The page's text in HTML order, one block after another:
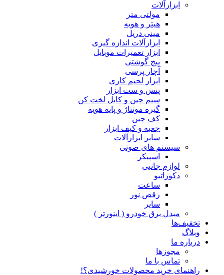
ابزارآلات
مولتی متر
هیتر و هویه
مینی دریل
ابزارآلات اندازه گیری
ابزار تعمیرات موبایل
پیچ گوشتی
آچار پرسی
ابزار لحیم کاری
پنس و ست ابزار
سیم چین و کابل لخت کن
گیره مونتاژ و پایه هویه
کف چین
جعبه و کیف ابزار
سایر ابزارآلات
سیستم های صوتی
اسپیکر
لوازم جانبی
دکوراتیو
ساعت
رقص نور
سایر
مبدل برق خودرو ( اینورتر )
تخفیف‌ها
وبلاگ
درباره ما
مجوزها
تماس با ما
راهنمای خرید محصولات خورشیدی؟!